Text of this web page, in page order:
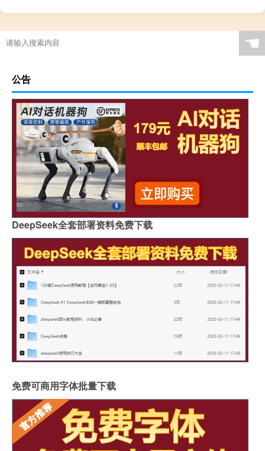
☚
公告
DeepSeek全套部署资料免费下载
免费可商用字体批量下载